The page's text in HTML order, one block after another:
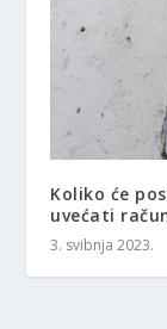
Koliko će
uvećati
3. svibnja 2023.